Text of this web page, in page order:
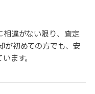
相違がない限り、査定
が初めての方でも、安
ます。